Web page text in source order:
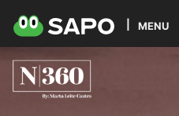
MENU